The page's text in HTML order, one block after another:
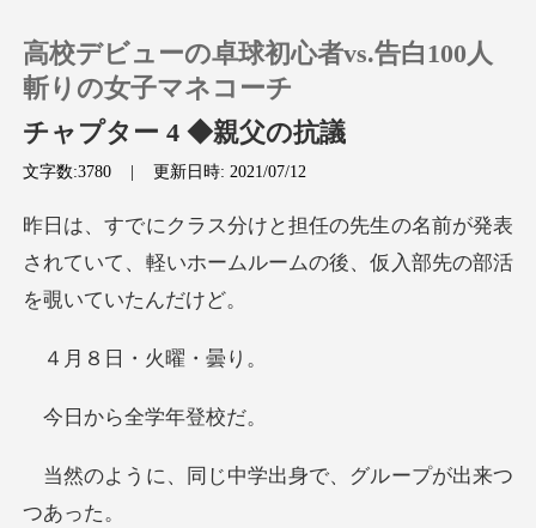
チャージ
閲覧履歴
高校デビューの卓球初心者vs.告白100人
斬りの女子マネコーチ
チャプター 4 ◆親父の抗議
文字数:3780 |更新日時: 2021/07/12
名前が発表
されていて、軽いホームルーム
日・火曜
ら全学年
じ中学出身で、グル